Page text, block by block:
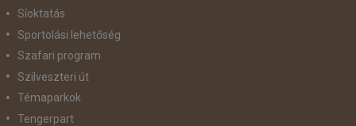
Síoktatás
Sportolási lehetőség
Szafari program
Szilveszteri út
Témaparkok
Tengerpart